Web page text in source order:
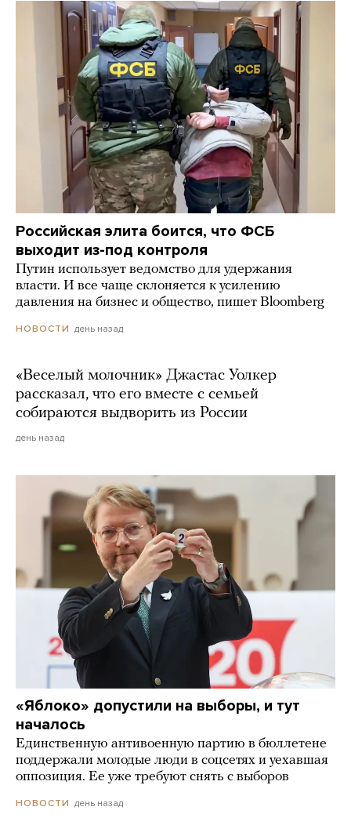
Российская элита боится, что ФСБ
выходит из-под контроля
Путин использует ведомство для удержания
власти. И все чаще склоняется к усилению
давления на бизнес и общество, пишет Bloomberg
НОВОСТИ день назад
«Веселый молочник» Джастас Уолкер
рассказал, что его вместе с семьей
собираются выдворить из России
день назад
«Яблоко» допустили на выборы, и тут
началось
Единственную антивоенную партию в бюллетене
поддержали молодые люди в соцсетях и уехавшая
оппозиция. Ее уже требуют снять с выборов
НОВОСТИ день назад